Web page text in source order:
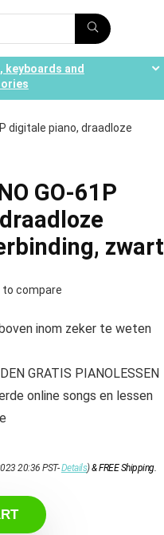
keyboards and
digitale piano, draadloze
GO-61P
zwart
to compare
inom zeker te weten
GRATIS PIANOLESSEN
online songs en lessen
20:36 PST-Details)&FREE Shipping.